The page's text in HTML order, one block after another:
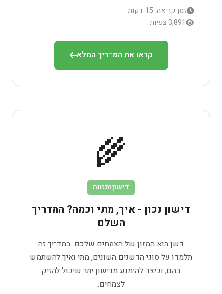
זמן קריאה: 15 דקות
3,891 צפיות
קראו את המדריך המלא
🌾
דישון ותזונה
דישון נכון - איך, מתי וכמה? המדריך
השלם
דשן הוא המזון של הצמחים שלכם. במדריך זה
תלמדו על סוגי הדשנים השונים, מתי ואיך להשתמש
בהם, וכיצד להימנע מדישון יתר שיכול להזיק
לצמחים.